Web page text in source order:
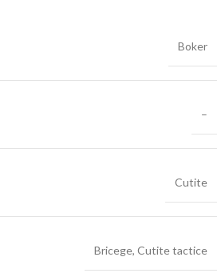
Boker
–
Cutite
Bricege, Cutite tactice